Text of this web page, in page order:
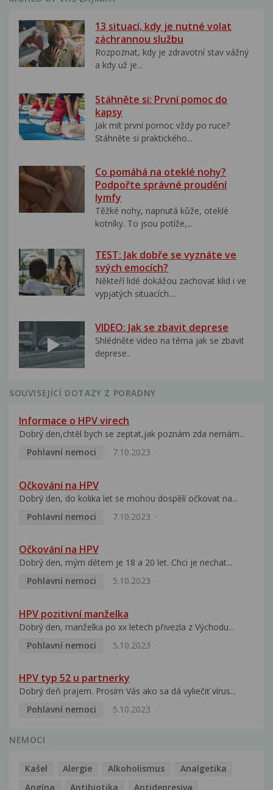
13 situací, kdy je nutné volat
záchrannou službu
Rozpoznat, kdy je zdravotní stav vážný
a kdy už je...
Stáhněte si: První pomoc do
kapsy
Jak mít první pomoc vždy po ruce?
Stáhněte si praktického...
Co pomáhá na oteklé nohy?
Podpořte správné proudění
lymfy
Těžké nohy, napnutá kůže, oteklé
kotníky. To jsou potíže,...
TEST: Jak dobře se vyznáte ve
svých emocích?
Někteří lidé dokážou zachovat klid i ve
vypjatých situacích....
VIDEO: Jak se zbavit deprese
Shlédněte video na téma jak se zbavit
deprese..
SOUVISEJÍCÍ DOTAZY Z PORADNY
Informace o HPV virech
Dobrý den,chtěl bych se zeptat,jak poznám zda nemám...
Pohlavní nemoci
7.10.2023
Očkování na HPV
Dobrý den, do kolika let se mohou dospělí očkovat na...
Pohlavní nemoci
7.10.2023
Očkování na HPV
Dobrý den, mým dětem je 18 a 20 let. Chci je nechat...
Pohlavní nemoci
5.10.2023
HPV pozitivní manželka
Dobrý den, manželka po xx letech přivezla z Východu...
Pohlavní nemoci
5.10.2023
HPV typ 52 u partnerky
Dobrý deň prajem. Prosím Vás ako sa dá vyliečiť vírus...
Pohlavní nemoci
5.10.2023
NEMOCI
Kašel Alergie Alkoholismus
Analgetika
Angína
Antibiotika
Antidepresiva